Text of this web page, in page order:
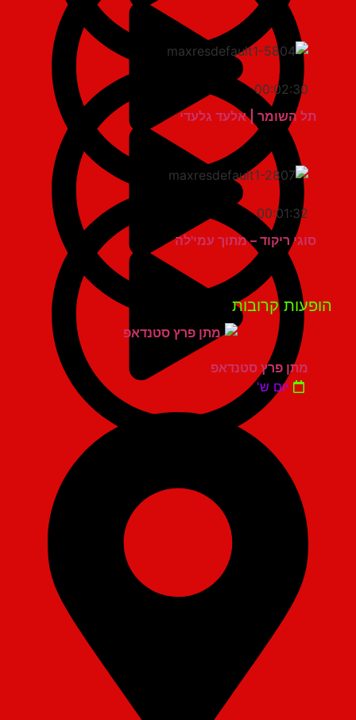
00:02:30
תל השומר | אלעד גלעדי
00:01:32
סוגי ריקוד – מתוך עמי'לה
קרובות
מתן פרץ סטנדאפ
יום ש'